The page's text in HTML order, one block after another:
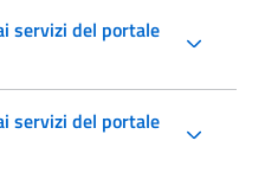
servizi del portale
servizi del portale